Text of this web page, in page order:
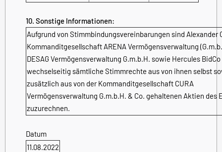
10. Sonstige Informationen:
Aufgrund von Stimmbindungsvereinbarungen sind Alexander
Kommanditgesellschaft ARENA Vermögensverwaltung
DESAG Vermögensverwaltung G.m.b.H. sowie Hercules
wechselseitig sämtliche Stimmrechte aus von ihnen selbst
zusätzlich aus von der Kommanditgesellschaft CURA
Vermögensverwaltung G.m.b.H. & Co. gehaltenen Aktien des
zuzurechnen.
Datum
11.08.2022